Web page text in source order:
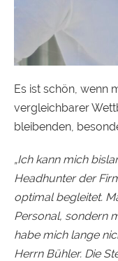
Es ist schön, wenn
vergleichbarer
bleibenden,
„Ich kann mich
Headhunter der
optimal begleitet.
Personal, sondern
habe mich lange
Herrn Bühler. Die